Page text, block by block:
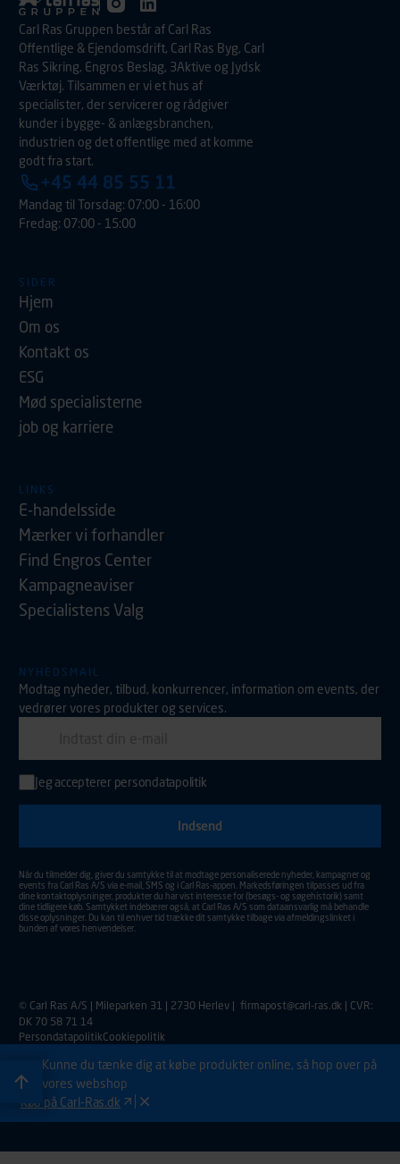
Carl Ras Gruppen består af Carl Ras
Offentlige & Ejendomsdrift, Carl Ras Byg, Carl
Ras Sikring, Engros Beslag, 3Aktive og Jydsk
Værktøj. Tilsammen er vi et hus af
specialister, der servicerer og rådgiver
kunder i bygge- & anlægsbranchen,
industrien og det offentlige med at komme
godt fra start.
+45 44 85 55 11
Mandag til Torsdag: 07:00 - 16:00
Fredag: 07:00 - 15:00
SIDER
Hjem
Om os
Kontakt os
ESG
Mød specialisterne
job og karriere
LINKS
E-handelsside
Mærker vi forhandler
Find Engros Center
Kampagneaviser
Specialistens Valg
NYHEDSMAIL
Modtag nyheder, tilbud, konkurrencer, information om events, der
vedrører vores produkter og services.
Indtast din e-mail adresse for at tilmelde dig nyhedsmail.
Jeg accepterer persondatapolitik
Når du tilmelder dig, giver du samtykke til at modtage personaliserede nyheder, kampagner og
events fra Carl Ras A/S via e-mail, SMS og i Carl Ras-appen. Markedsføringen tilpasses ud fra
dine kontaktoplysninger, produkter du har vist interesse for (besøgs- og søgehistorik) samt
dine tidligere køb. Samtykket indebærer også, at Carl Ras A/S som dataansvarlig må behandle
disse oplysninger. Du kan til enhver tid trække dit samtykke tilbage via afmeldingslinket i
bunden af vores henvendelser.
© Carl Ras A/S | Mileparken 31 | 2730 Herlev |firmapost@carl-ras.dk | CVR:
DK 70 58 71 14
PersondatapolitikCookiepolitik
Kunne du tænke dig at købe produkter online, så hop over på
vores webshop
Køb på Carl-Ras.dk